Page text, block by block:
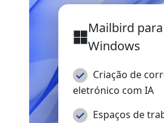
Mailbird para
Windows
Criação de
eletrónico com IA
Espaços de